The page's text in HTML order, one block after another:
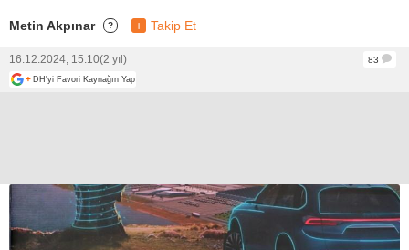
Metin Akpınar ? + Takip Et
16.12.2024, 15:10(2 yıl)
83
+ DH'yi Favori Kaynağın Yap